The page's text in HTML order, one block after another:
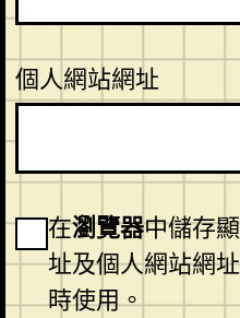
個人網站網址
在瀏覽器中儲存
址及個人網站網
時使用。